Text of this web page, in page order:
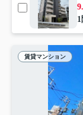
賃貸マンション